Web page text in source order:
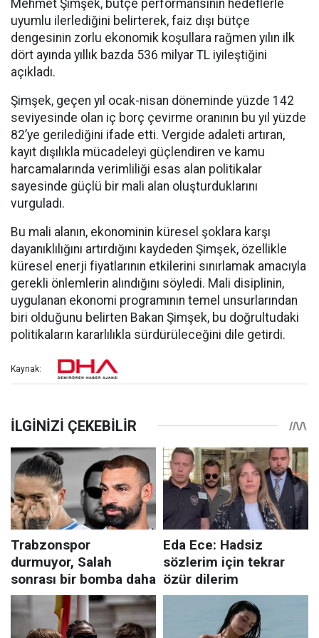
Mehmet Şimşek, bütçe performansının hedeflerle
uyumlu ilerlediğini belirterek, faiz dışı bütçe
dengesinin zorlu ekonomik koşullara rağmen yılın ilk
dört ayında yıllık bazda 536 milyar TL iyileştiğini
açıkladı.
Şimşek, geçen yıl ocak-nisan döneminde yüzde 142
seviyesinde olan iç borç çevirme oranının bu yıl yüzde
82’ye gerilediğini ifade etti. Vergide adaleti artıran,
kayıt dışılıkla mücadeleyi güçlendiren ve kamu
harcamalarında verimliliği esas alan politikalar
sayesinde güçlü bir mali alan oluşturduklarını
vurguladı.
Bu mali alanın, ekonominin küresel şoklara karşı
dayanıklılığını artırdığını kaydeden Şimşek, özellikle
küresel enerji fiyatlarının etkilerini sınırlamak amacıyla
gerekli önlemlerin alındığını söyledi. Mali disiplinin,
uygulanan ekonomi programının temel unsurlarından
biri olduğunu belirten Bakan Şimşek, bu doğrultudaki
politikaların kararlılıkla sürdürüleceğini dile getirdi.
Kaynak: